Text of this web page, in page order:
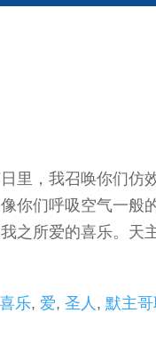
里，我召唤你们仿
你们呼吸空气一般
之所爱的喜乐。天
喜乐,爱,圣人 ,默主哥